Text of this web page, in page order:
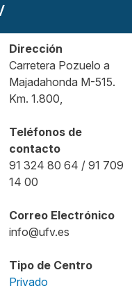
Dirección
Carretera Pozuelo a
Majadahonda M-515.
Km. 1.800,
Teléfonos de
contacto
91 324 80 64 / 91 709
14 00
Correo Electrónico
info@ufv.es
Tipo de Centro
Privado